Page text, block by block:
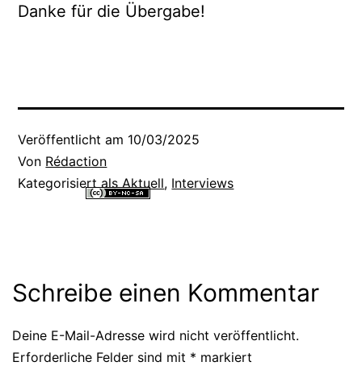
Danke für die Übergabe!
Veröffentlicht am 10/03/2025
Von Rédaction
Kategorisiert als Aktuell, Interviews
Schreibe einen Kommentar
Deine E-Mail-Adresse wird nicht veröffentlicht.
Erforderliche Felder sind mit * markiert
Alternative: